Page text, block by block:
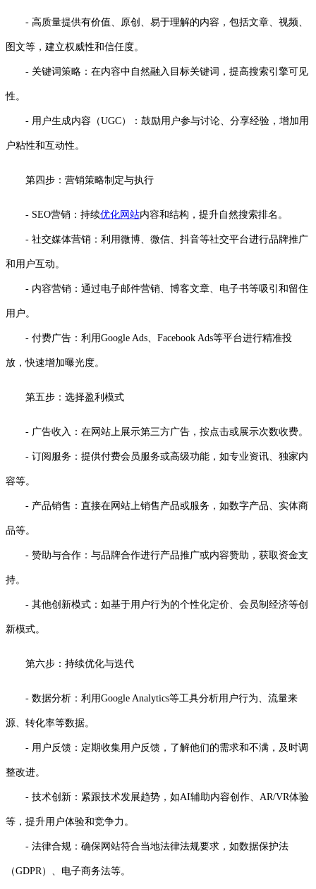
- 高质量提供有价值、原创、易于理解的内容，包括文章、视频、
图文等，建立权威性和信任度。
- 关键词策略：在内容中自然融入目标关键词，提高搜索引擎可见
性。
- 用户生成内容（UGC）：鼓励用户参与讨论、分享经验，增加用
户粘性和互动性。
第四步：营销策略制定与执行
- SEO营销：持续优化网站内容和结构，提升自然搜索排名。
- 社交媒体营销：利用微博、微信、抖音等社交平台进行品牌推广
和用户互动。
- 内容营销：通过电子邮件营销、博客文章、电子书等吸引和留住
用户。
- 付费广告：利用Google Ads、Facebook Ads等平台进行精准投
放，快速增加曝光度。
第五步：选择盈利模式
- 广告收入：在网站上展示第三方广告，按点击或展示次数收费。
- 订阅服务：提供付费会员服务或高级功能，如专业资讯、独家内
容等。
- 产品销售：直接在网站上销售产品或服务，如数字产品、实体商
品等。
- 赞助与合作：与品牌合作进行产品推广或内容赞助，获取资金支
持。
- 其他创新模式：如基于用户行为的个性化定价、会员制经济等创
新模式。
第六步：持续优化与迭代
- 数据分析：利用Google Analytics等工具分析用户行为、流量来
源、转化率等数据。
- 用户反馈：定期收集用户反馈，了解他们的需求和不满，及时调
整改进。
- 技术创新：紧跟技术发展趋势，如AI辅助内容创作、AR/VR体验
等，提升用户体验和竞争力。
- 法律合规：确保网站符合当地法律法规要求，如数据保护法
（GDPR）、电子商务法等。